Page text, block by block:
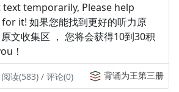
temporarily, Please help
it! 如果您能找到更好的听力原
文收集区 ， 您将会获得10到30积
！
读(583) / 评论(0) 背诵为王第三册